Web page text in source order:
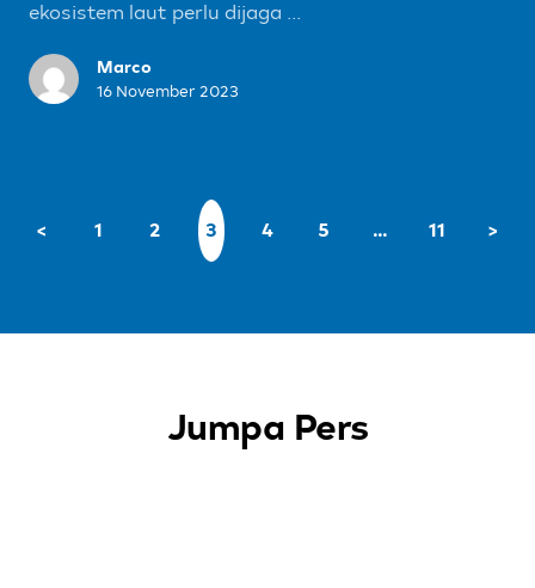
ekosistem laut perlu dijaga ...
Marco
16 November 2023
< 1 2 3 4 5 … 11 >
Jumpa Pers